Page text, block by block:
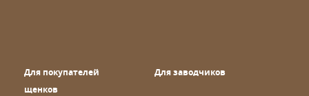
Для покупателей
щенков
Для заводчиков